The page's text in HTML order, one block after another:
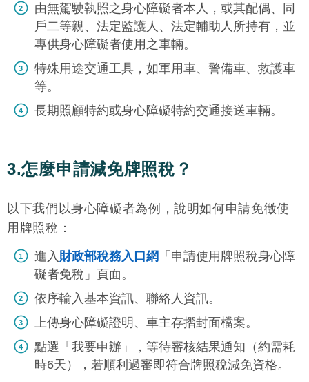
由無駕駛執照之身心障礙者本人，或其配偶、同
戶二等親、法定監護人、法定輔助人所持有，並
專供身心障礙者使用之車輛。
特殊用途交通工具，如軍用車、警備車、救護車
等。
長期照顧特約或身心障礙特約交通接送車輛。
3.怎麼申請減免牌照稅？
以下我們以身心障礙者為例，說明如何申請免徵使
用牌照稅：
進入 財政部稅務入口網 「申請使用牌照稅身心障
礙者免稅」頁面。
依序輸入基本資訊、聯絡人資訊。
上傳身心障礙證明、車主存摺封面檔案。
點選「我要申辦」，等待審核結果通知（約需耗
時6天），若順利過審即符合牌照稅減免資格。